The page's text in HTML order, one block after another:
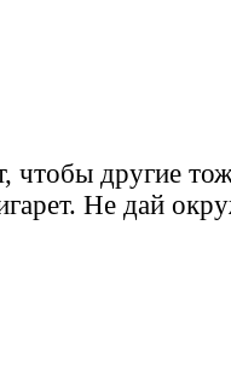
чтобы другие
Не дай